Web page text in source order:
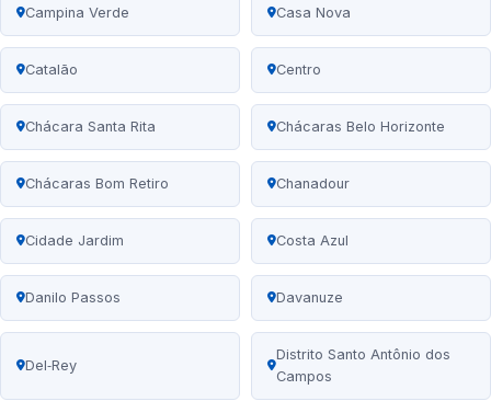
Campina Verde Casa Nova
Catalão Centro
Chácara Santa Rita Chácaras Belo Horizonte
Chácaras Bom Retiro Chanadour
Cidade Jardim Costa Azul
Danilo Passos Davanuze
Del‑Rey
Distrito Santo Antônio dos
Campos